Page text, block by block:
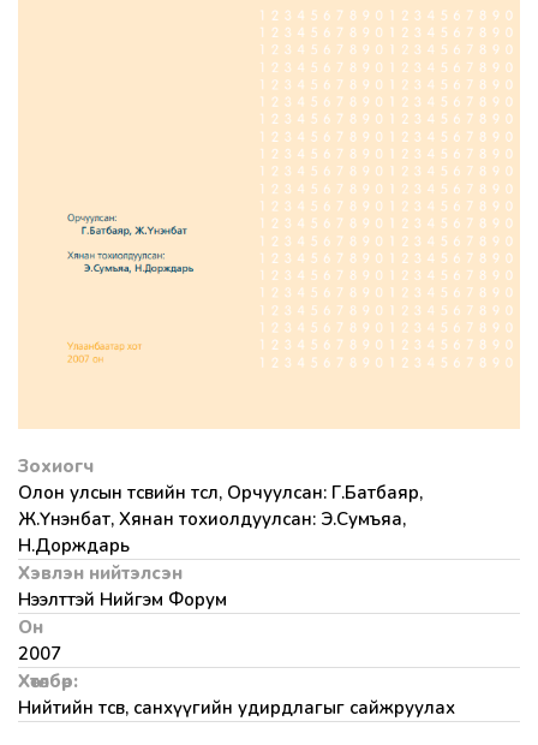
Зохиогч
Олон улсын төсвийн төсөл, Орчуулсан: Г.Батбаяр,
Ж.Үнэнбат, Хянан тохиолдуулсан: Э.Сумъяа,
Н.Дорждарь
Хэвлэн нийтэлсэн
Нээлттэй Нийгэм Форум
Он
2007
Хөтөлбөр:
Нийтийн төсөв, санхүүгийн удирдлагыг сайжруулах